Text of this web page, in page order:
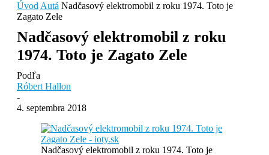
Úvod Autá Nadčasový elektromobil z roku 1974. Toto je
Zagato Zele
Nadčasový elektromobil z roku
1974. Toto je Zagato Zele
Podľa
Róbert Hallon
-
4. septembra 2018
Nadčasový elektromobil z roku 1974. Toto je